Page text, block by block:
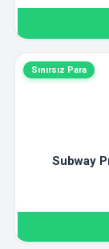
Sınırsız Para
Subway